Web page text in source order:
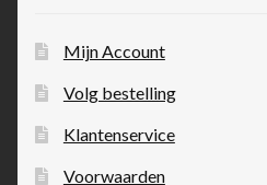
Mijn Account
Volg bestelling
Klantenservice
Voorwaarden